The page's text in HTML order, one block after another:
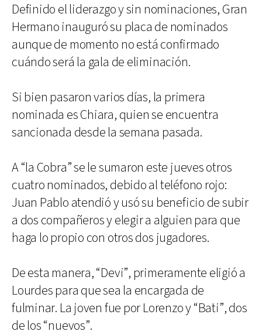
Definido el liderazgo y sin nominaciones, Gran
Hermano inauguró su placa de nominados
aunque de momento no está confirmado
cuándo será la gala de eliminación.
Si bien pasaron varios días, la primera
nominada es Chiara, quien se encuentra
sancionada desde la semana pasada.
A “la Cobra” se le sumaron este jueves otros
cuatro nominados, debido al teléfono rojo:
Juan Pablo atendió y usó su beneficio de subir
a dos compañeros y elegir a alguien para que
haga lo propio con otros dos jugadores.
De esta manera, “Devi”, primeramente eligió a
Lourdes para que sea la encargada de
fulminar. La joven fue por Lorenzo y “Bati”, dos
de los “nuevos”.